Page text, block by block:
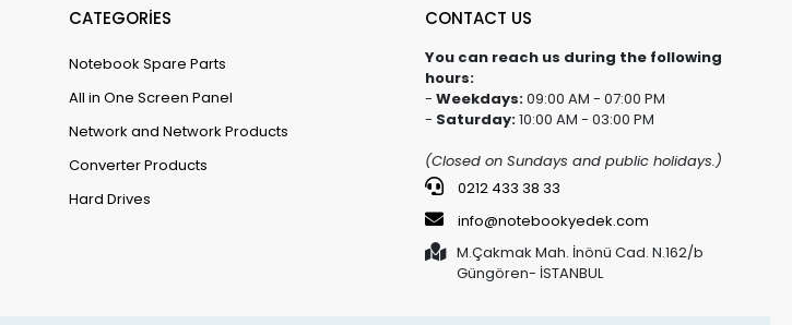
CATEGORİES
Notebook Spare Parts
All in One Screen Panel
Network and Network Products
Converter Products
Hard Drives
CONTACT US
You can reach us during the following
hours:
- Weekdays:09:00 AM - 07:00 PM
- Saturday:10:00 AM - 03:00 PM
(Closed on Sundays and public holidays.)
0212 433 38 33
info@notebookyedek.com
M.Çakmak Mah. İnönü Cad. N.162/b
Güngören- İSTANBUL